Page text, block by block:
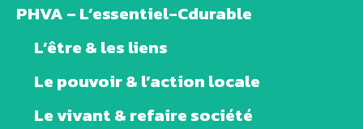
PHVA – L’essentiel-Cdurable
L’être & les liens
Le pouvoir & l’action locale
Le vivant & refaire société